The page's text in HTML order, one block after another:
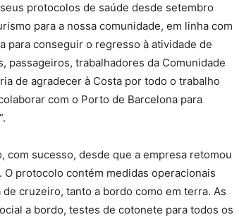
protocolos de saúde desde setembro
para a nossa comunidade, em linha com
para conseguir o regresso à atividade de
passageiros, trabalhadores da Comunidade
de agradecer à Costa por todo o trabalho
com o Porto de Barcelona para
com sucesso, desde que a empresa retomou
protocolo contém medidas operacionais
cruzeiro, tanto a bordo como em terra. As
a bordo, testes de cotonete para todos os